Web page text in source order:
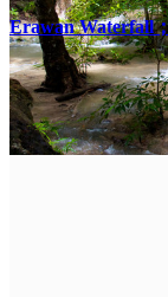
Erawan Waterfall